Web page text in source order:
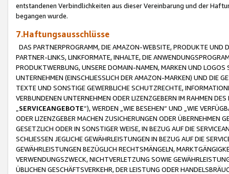
entstandenen Verbindlichkeiten aus dieser Vereinbarung und der
begangen wurde.
7.Haftungsausschlüsse
DAS PARTNERPROGRAMM, DIE AMAZON-WEBSITE, PRODUKTE UND
PARTNER-LINKS, LINKFORMATE, INHALTE, DIE
PRODUKTWERBUNG, UNSERE DOMAIN-NAMEN, MARKEN UND
UNTERNEHMEN (EINSCHLIESSLICH DER AMAZON-MARKEN) UND DIE
TEXTE UND SONSTIGE GEWERBLICHE SCHUTZRECHTE,
VERBUNDENEN UNTERNEHMEN ODER LIZENZGEBERN IM RAHMEN
SERVICEANGEBOTE“), WERDEN „WIE BESEHEN“ UND „WIE
ODER LIZENZGEBER MACHEN ZUSICHERUNGEN ODER ÜBERNEHMEN
GESETZLICH ODER IN SONSTIGER WEISE, IN BEZUG AUF DIE
SCHLIESSEN JEGLICHE GEWÄHRLEISTUNGEN IN BEZUG AUF DIE
GEWÄHRLEISTUNGEN BEZÜGLICH RECHTSMÄNGELN,
VERWENDUNGSZWECK, NICHTVERLETZUNG SOWIE
ÜBLICHEN GESCHÄFTSVERKEHR, DER LEISTUNG ODER